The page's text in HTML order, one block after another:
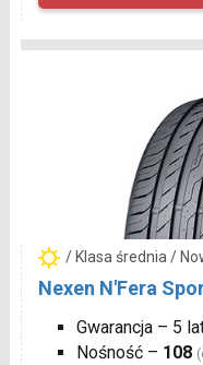
/ Klasa średnia /
Nexen N'Fera
Gwarancja – 5
Nośność – 108